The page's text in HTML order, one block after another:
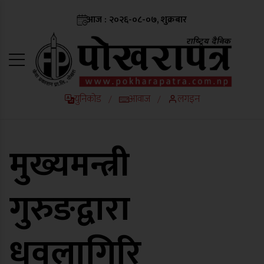
आज : २०२६-०८-०७, शुक्रबार
युनिकोड / आवाज / लगइन
मुख्यमन्त्री
गुरुङद्वारा